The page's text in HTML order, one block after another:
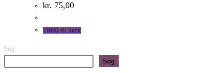
kr. 75,00
Tilføj til kurv
Søg
Søg